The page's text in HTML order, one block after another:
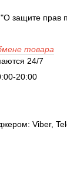
защите прав
товара
24/7
20:00
Viber,